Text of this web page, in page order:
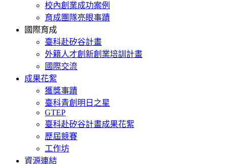
校內創業成功案例
育成團隊亮眼事蹟
國際育成
臺科赴矽谷計畫
外籍人才創新創業培訓計畫
國際交流
成果花絮
獲獎事蹟
臺科青創明日之星
GTEP
臺科赴矽谷計畫成果花絮
歷屆競賽
工作坊
資源連結